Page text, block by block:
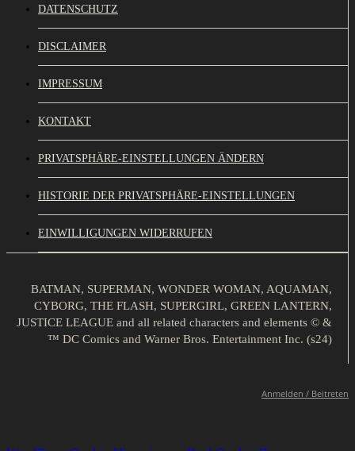
DATENSCHUTZ
DISCLAIMER
IMPRESSUM
KONTAKT
PRIVATSPHÄRE-EINSTELLUNGEN ÄNDERN
HISTORIE DER PRIVATSPHÄRE-EINSTELLUNGEN
EINWILLIGUNGEN WIDERRUFEN
BATMAN, SUPERMAN, WONDER WOMAN, AQUAMAN,
CYBORG, THE FLASH, SUPERGIRL, GREEN LANTERN,
JUSTICE LEAGUE and all related characters and elements © &
™ DC Comics and Warner Bros. Entertainment Inc. (s24)
Anmelden / Beitreten